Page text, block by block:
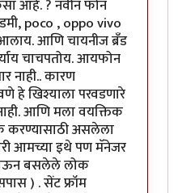
आहे. ? नवीन फोन
poco , oppo vivo
आणि चायनीज ब्रँड
चाचपतोय. आयफोन
नाही.. कारण
हे खिश्याला परवडणारे
आणि मला वयक्तिक
असलेला
आमच्या इथे पण मॅनेजर
बसलेले लोक
) . सेंट फ्रॉम